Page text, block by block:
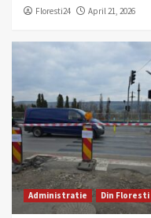
Floresti24 April 21, 2026
Administratie Din Floresti